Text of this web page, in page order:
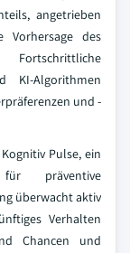
angetrieben
Vorhersage des
KI-Algorithmen
und -
Pulse, ein
präventive
überwacht aktiv
Verhalten
Chancen und